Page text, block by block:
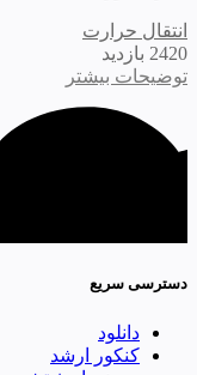
انتقال حرارت
2420 بازدید
توضیحات بیشتر
دسترسی سریع
دانلود
کنکور ارشد